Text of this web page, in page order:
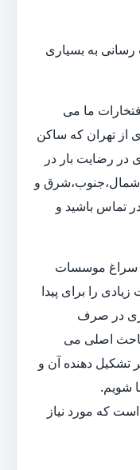
رسانی به بسیاری
ما می
از تهران که ساکن
در رضایت بار در
شمال،جنوب،شرق و
تماس باشید و
سراغ موسسات
را برای پیدا
در صرف
اصلی می
تشکیل دهنده آن و
شویم.
که مورد نیاز